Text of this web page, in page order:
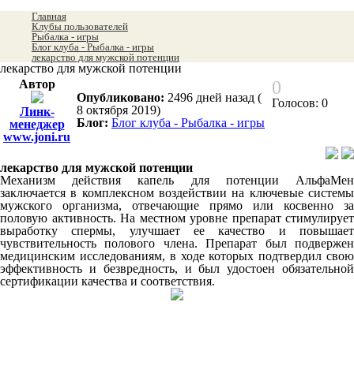
Главная
Клубы пользователей
Рыбалка - игры
Блог клуба - Рыбалка - игры
лекарство для мужской потенции
лекарство для мужской потенции
Автор
Линк-
менеджер
www.joni.ru
Опубликовано: 2496 дней назад (
8 октября 2019)
Блог: Блог клуба - Рыбалка - игры
0
Голосов: 0
лекарство для мужской потенции
Механизм действия капель для потенции АльфаМен
заключается в комплексном воздействии на ключевые системы
мужского организма, отвечающие прямо или косвенно за
половую активность. На местном уровне препарат стимулирует
выработку спермы, улучшает ее качество и повышает
чувствительность полового члена. Препарат был подвержен
медицинским исследованиям, в ходе которых подтвердил свою
эффективность и безвредность, и был удостоен обязательной
сертификации качества и соответствия.